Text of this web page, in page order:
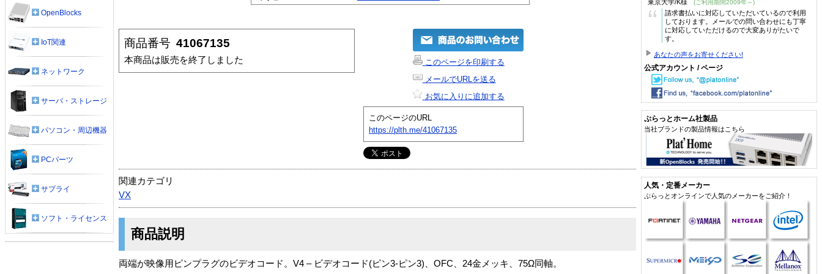
商品番号 41067135
本商品は販売を終了しました
このページを印刷する
メールでURLを送る
お気に入りに追加する
このページのURL
https://plth.me/41067135
関連カテゴリ
VX
商品説明
両端が映像用ピンプラグのビデオコード。V4 – ビデオコード(ピン3-ピン3)、OFC、24金メッキ、75Ω同軸。
OpenBlocks
IoT関連
ネットワーク
サーバ・ストレージ
パソコン・周辺機器
PCパーツ
サプライ
ソフト・ライセンス
東京大学/K様 (ご利用期間2009年～)
“
請求書払いに対応していただいているので利用
しております。メールでの問い合わせにも丁寧
に対応していただけるので大変ありがたいで
す。
あなたの声をお寄せください!
公式アカウント / ページ
ぷらっとホーム社製品
当社ブランドの製品情報はこちら
人気・定番メーカー
ぷらっとオンラインで人気のメーカーをご紹介！